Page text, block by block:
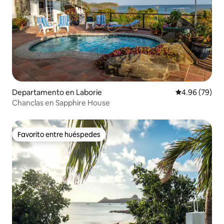
Departamento en Laborie Calificación
4.96 (79)
Chanclas en Sapphire House
Favorito entre huéspedes
Favorito entre huéspedes